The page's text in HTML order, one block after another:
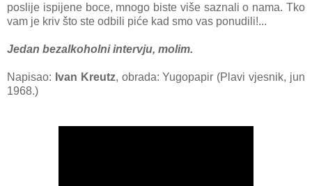
poslije ispijene boce, mnogo biste više saznali o nama. Tko
vam je kriv što ste odbili piće kad smo vas ponudili!...
Jedan bezalkoholni intervju, molim.
Napisao: Ivan Kreutz, obrada: Yugopapir (Plavi vjesnik, jun
1968.)